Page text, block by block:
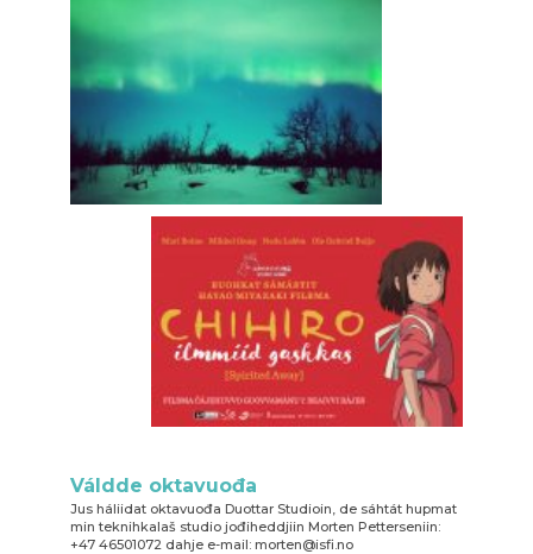
Váldde oktavuođa
Jus háliidat oktavuođa Duottar Studioin, de sáhtát hupmat
min teknihkalaš studio jođiheddjiin Morten Petterseniin:
+47 46501072 dahje e-mail: morten@isfi.no